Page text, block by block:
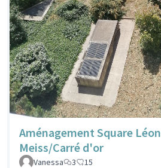
Aménagement Square Léon
Meiss/Carré d'or
Vanessa
3 15